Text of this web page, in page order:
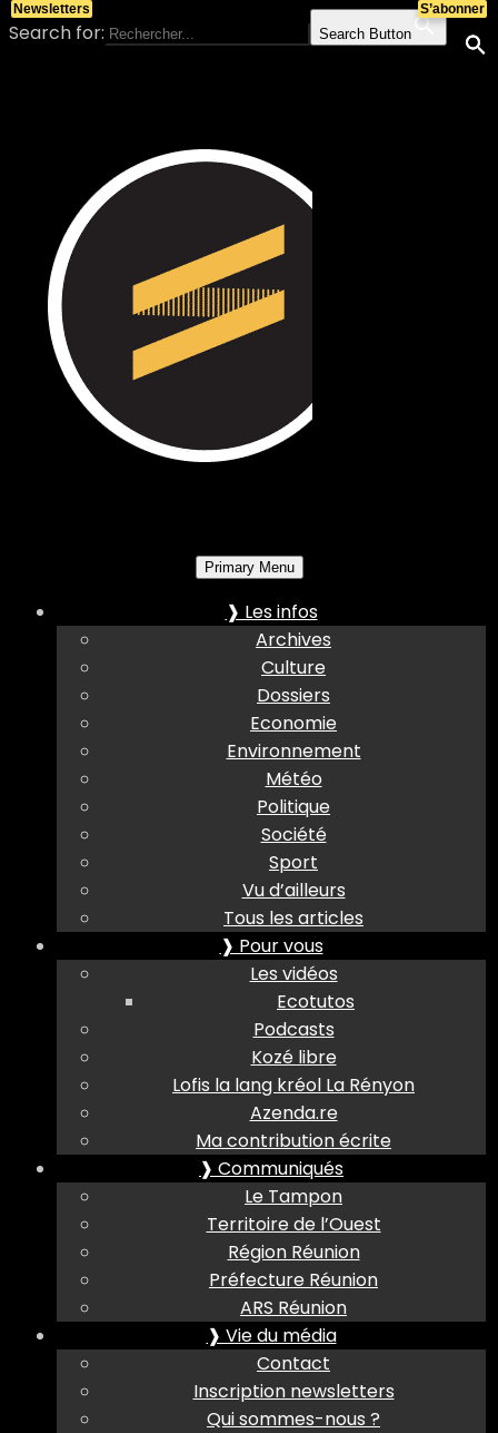
Search for: Search Button
Primary Menu
❱ Les infos
Archives
Culture
Dossiers
Economie
Environnement
Météo
Politique
Société
Sport
Vu d’ailleurs
Tous les articles
❱ Pour vous
Les vidéos
Ecotutos
Podcasts
Kozé libre
Lofis la lang kréol La Rényon
Azenda.re
Ma contribution écrite
❱ Communiqués
Le Tampon
Territoire de l’Ouest
Région Réunion
Préfecture Réunion
ARS Réunion
❱ Vie du média
Contact
Inscription newsletters
Qui sommes-nous ?
S’abonner
Newsletters